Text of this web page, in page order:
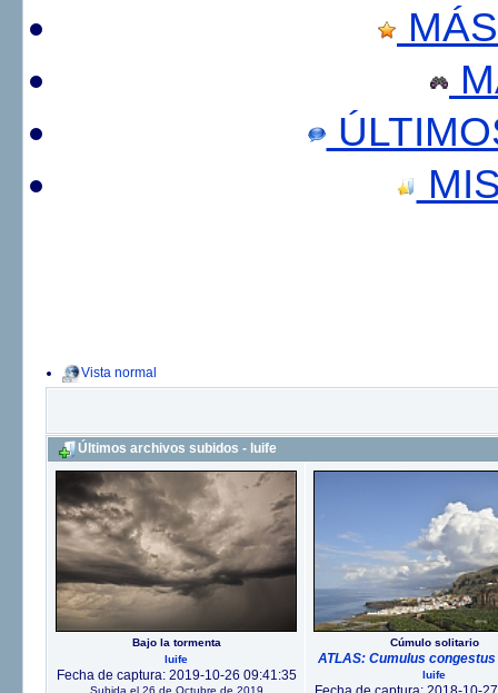
Vista normal
Últimos archivos subidos - luife
Bajo la tormenta
luife
Fecha de captura: 2019-10-26 09:41:35
Subida el 26 de Octubre de 2019
Cúmulo solitario
ATLAS: Cumulus
luife